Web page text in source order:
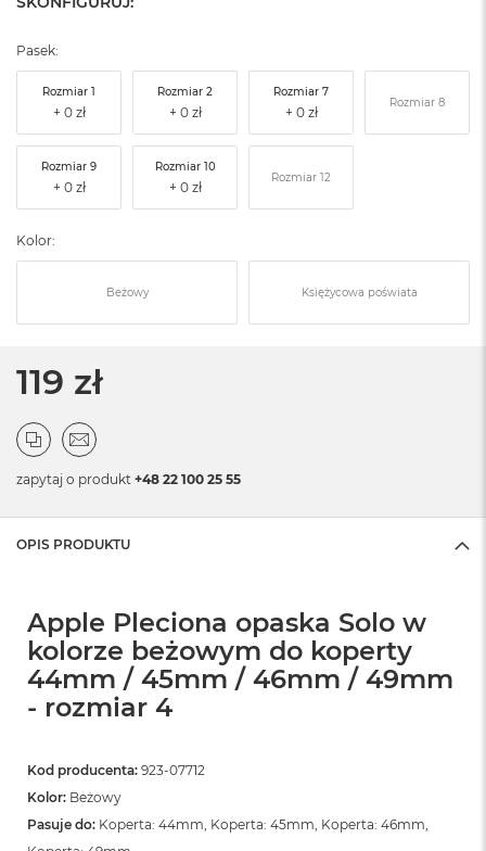
Pasek:
Rozmiar 1 Rozmiar 2 Rozmiar 7
Rozmiar 8
Rozmiar 9 Rozmiar 10
Rozmiar 12
Kolor:
Beżowy Księżycowa poświata
119 zł
zapytaj o produkt +48 22 100 25 55
OPIS PRODUKTU
Apple Pleciona opaska Solo w
kolorze beżowym do koperty
44mm / 45mm / 46mm / 49mm
- rozmiar 4
Kod producenta: 923-07712
Kolor: Beżowy
Pasuje do: Koperta: 44mm, Koperta: 45mm, Koperta: 46mm,